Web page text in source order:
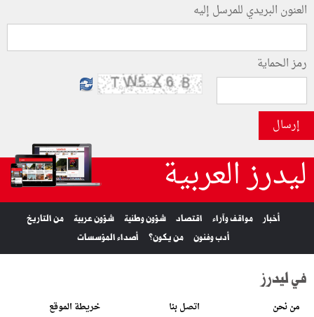
العنون البريدي للمرسل إليه
رمز الحماية
إرسال
ليدرز العربية
أخبار مواقف وآراء اقتصاد شؤون وطنية شؤون عربية
من التاريخ
أدب وفنون
من يكون؟ أصداء المؤسسات
في ليدرز
من نحن اتصل بنا خريطة الموقع